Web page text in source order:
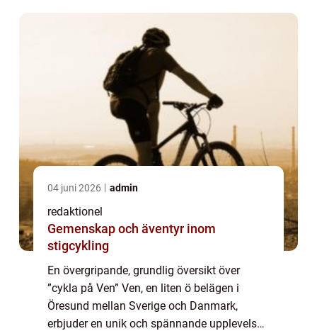
04 juni 2026 admin
redaktionel
Gemenskap och äventyr inom
stigcykling
En övergripande, grundlig översikt över
”cykla på Ven” Ven, en liten ö belägen i
Öresund mellan Sverige och Danmark,
erbjuder en unik och spännande upplevelse